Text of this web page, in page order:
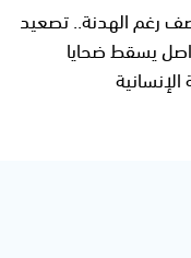
رغم الهدنة.. تصعيد
يسقط ضحايا